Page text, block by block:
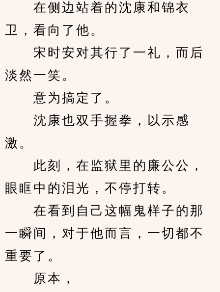
在侧边站着的沈康和锦衣
卫，看向了他。
宋时安对其行了一礼，而后
淡然一笑。
意为搞定了。
沈康也双手握拳，以示感
激。
此刻，在监狱里的廉公公，
眼眶中的泪光，不停打转。
在看到自己这幅鬼样子的那
一瞬间，对于他而言，一切都不
重要了。
原本，